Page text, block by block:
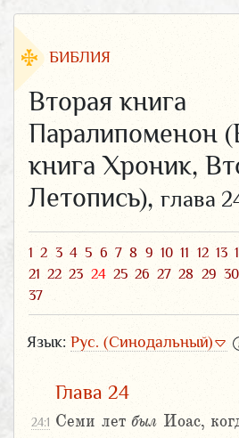
БИБЛИЯ
Вторая книга
Паралипоменон
книга Хроник,
Летопись), глава
1 2 3 4 5 6 7 8 9 10 11 12 13
21 22 23 24 25 26 27 28 29 30
37
Язык: Рус. (Синодальный)
Глава 24
24:1 Семи лет был Иоас,